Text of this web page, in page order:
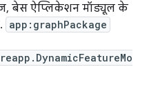
बेस ऐप्लिकेशन मॉड्यूल के
app:graphPackage